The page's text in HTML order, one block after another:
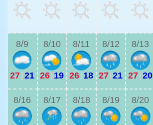
8/9
27 21
8/10
26 19
8/11
26 18
8/12
27 21
8/13
27 20
8/16 8/17 8/18 8/19 8/20